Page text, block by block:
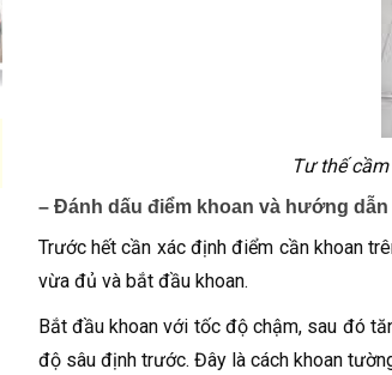
Tư thế
– Đánh dấu điểm khoan và hướng dẫn
Trước hết cần xác định điểm cần khoan
vừa đủ và bắt đầu khoan.
Bắt đầu khoan với tốc độ chậm, sau đó
độ sâu định trước. Đây là cách khoan